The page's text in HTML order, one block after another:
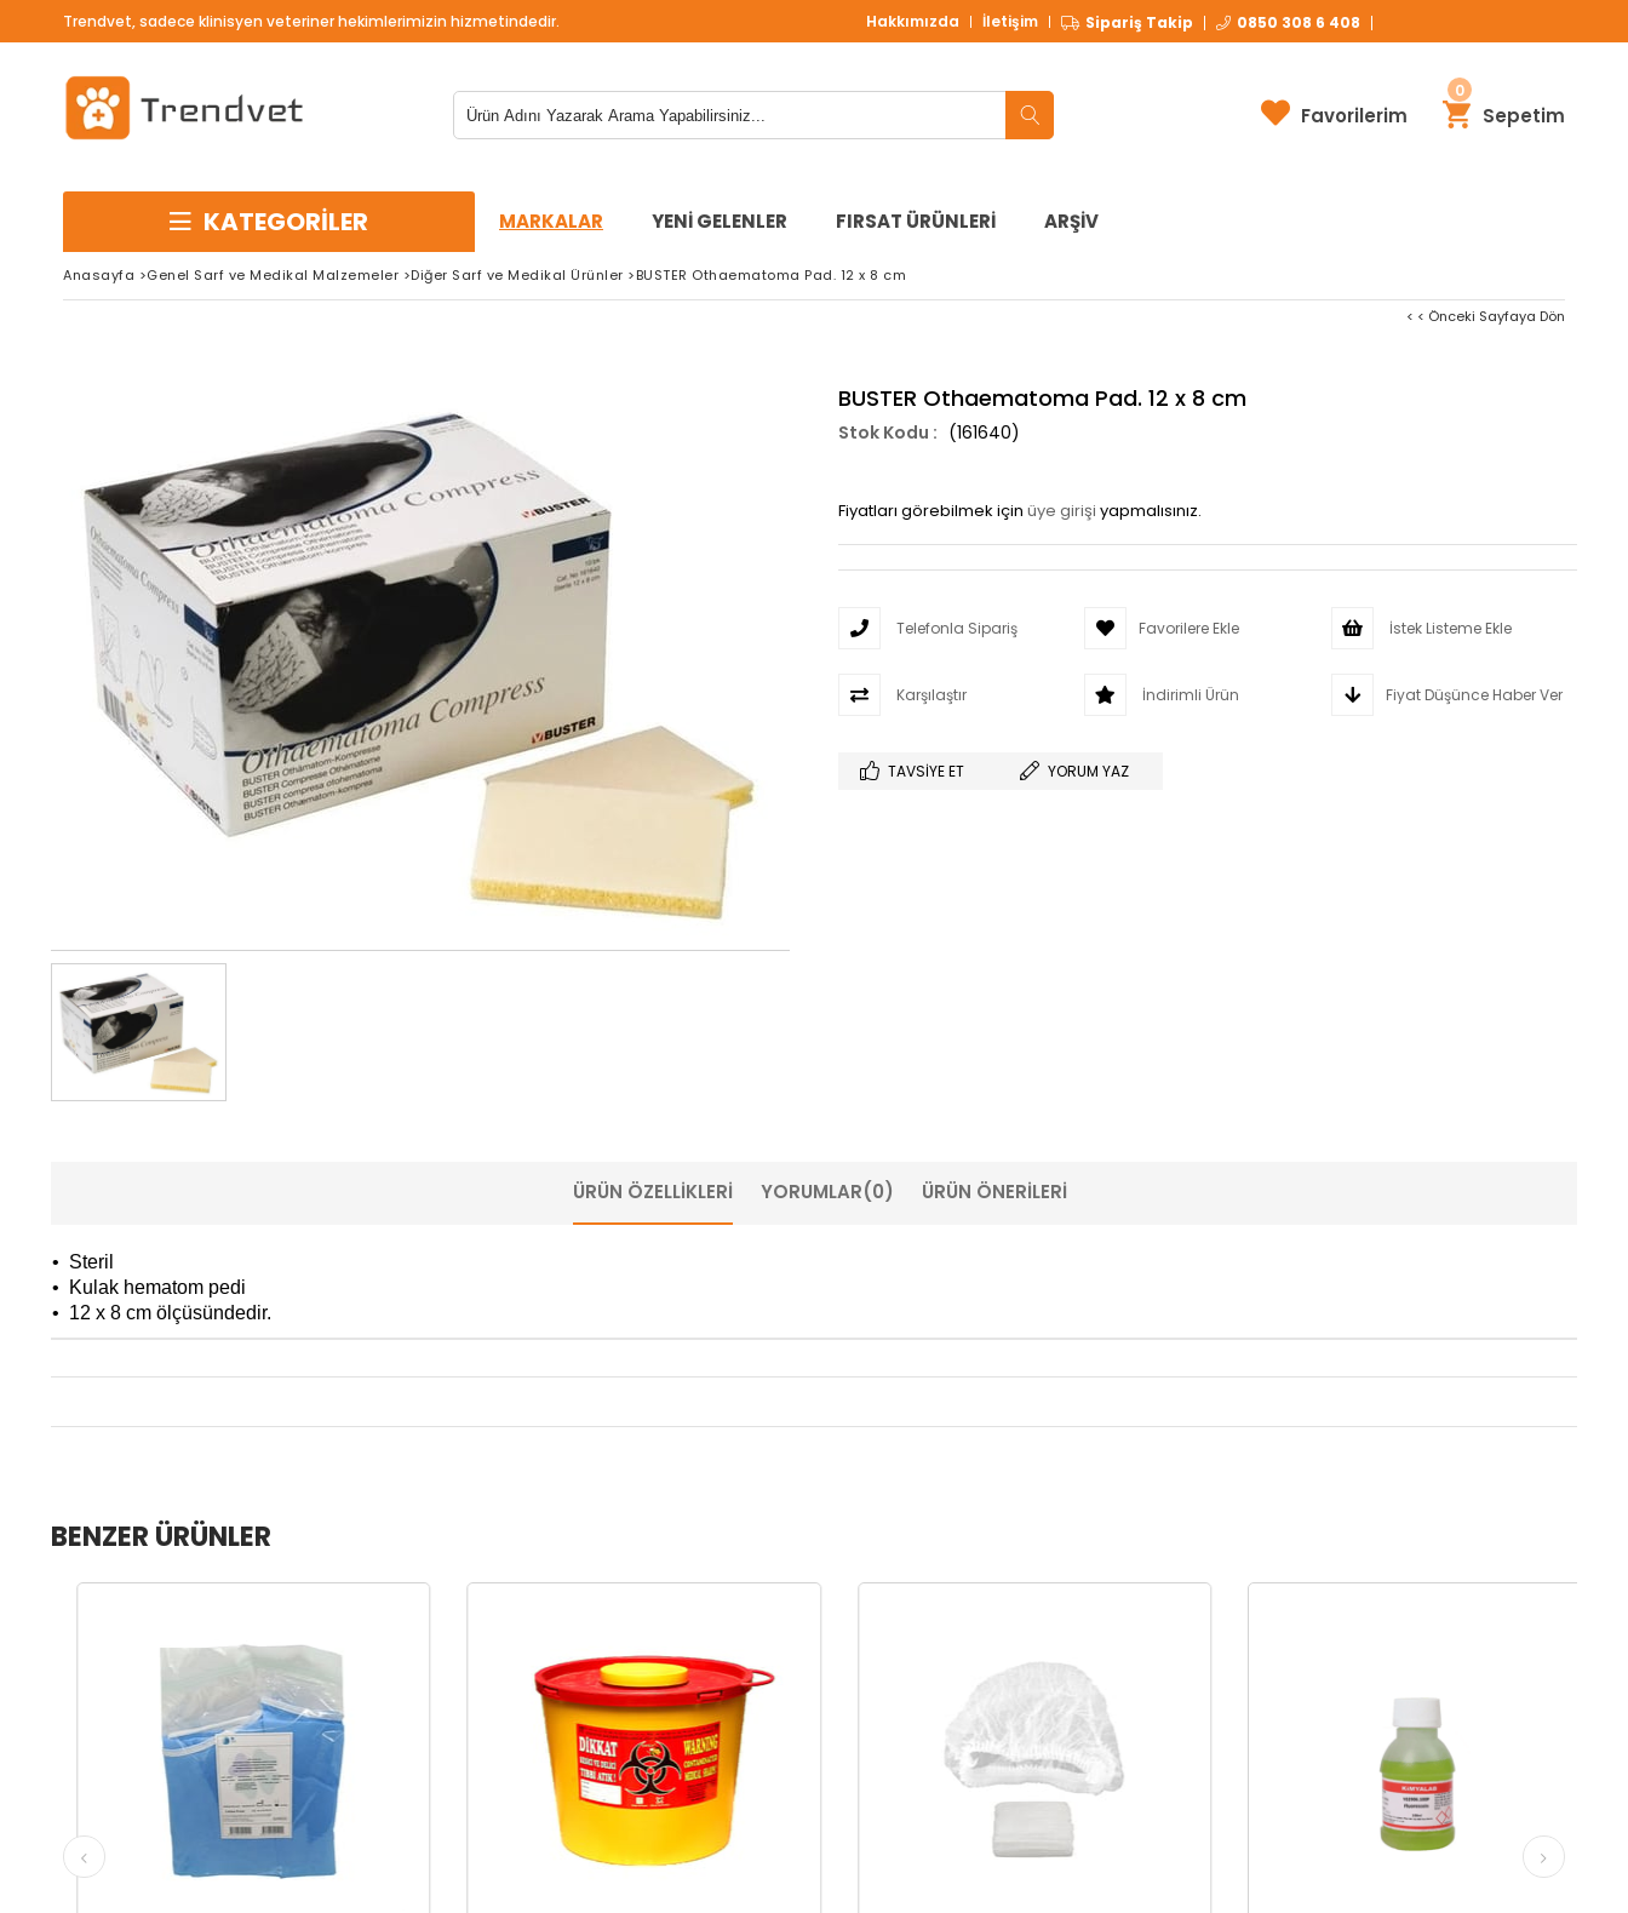
Trendvet, sadece klinisyen veteriner hekimlerimizin hizmetindedir. ÜCRETSİZ KARGO! Havale ve EFT Ödemelerinizde Ekstra %3
Hakkımızda İletişim Sipariş Takip 0850 308 6 408
Sepetim
0
KATEGORİLER MARKALAR YENİ GELENLER FIRSAT ÜRÜNLERİ ARŞİV
Favorilerim
Anasayfa >Genel Sarf ve Medikal Malzemeler >Diğer Sarf ve Medikal Ürünler >BUSTER Othaematoma Pad. 12 x 8 cm
< < Önceki Sayfaya Dön
BUSTER Othaematoma Pad. 12 x 8 cm
(161640)
Fiyatları görebilmek için üye girişi yapmalısınız.
Telefonla Sipariş Favorilere Ekle İstek Listeme Ekle
Karşılaştır İndirimli Ürün Fiyat Düşünce Haber Ver
TAVSIYE ET YORUM YAZ
ÜRÜN ÖZELLIKLERI YORUMLAR(0) ÜRÜN ÖNERILERI
• Steril
• Kulak hematom pedi
• 12 x 8 cm ölçüsündedir.
BENZER ÜRÜNLER